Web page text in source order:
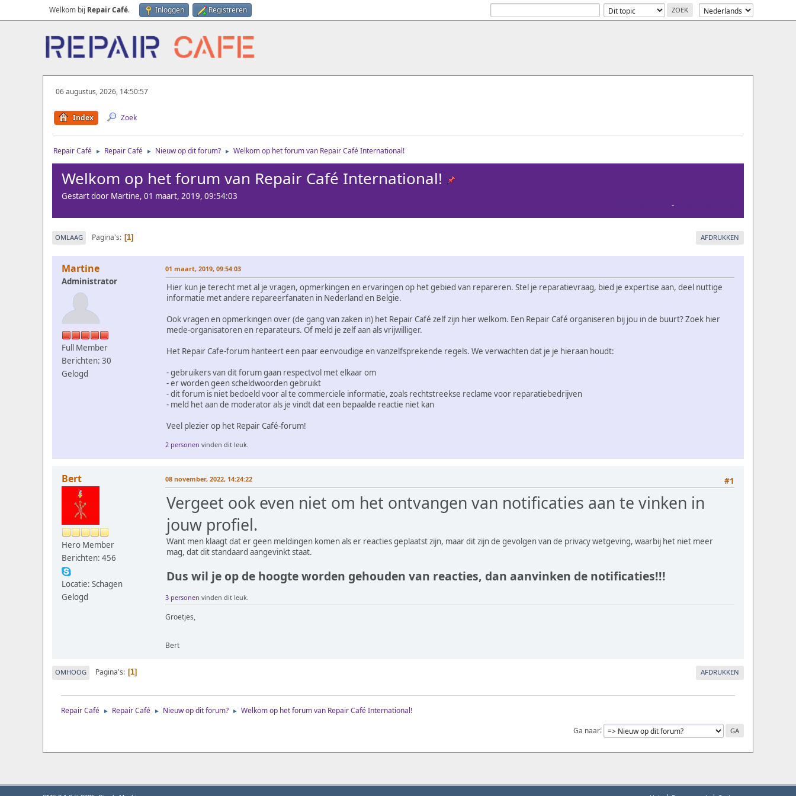
Welkom bij Repair Café. Inloggen Registreren
06 augustus, 2026, 14:50:57
Index Zoek
Repair Café ► Repair Café ► Nieuw op dit forum? ► Welkom op het forum van Repair Café International!
Welkom op het forum van Repair Café International!
Gestart door Martine, 01 maart, 2019, 09:54:03
-
AFDRUKKEN
OMLAAG Pagina's 1
Martine
Administrator
Full Member
Berichten: 30
Gelogd
01 maart, 2019, 09:54:03
Hier kun je terecht met al je vragen, opmerkingen en ervaringen op het gebied van repareren. Stel je reparatievraag, bied je expertise aan, deel nuttige
informatie met andere repareerfanaten in Nederland en Belgie.
Ook vragen en opmerkingen over (de gang van zaken in) het Repair Café zelf zijn hier welkom. Een Repair Café organiseren bij jou in de buurt? Zoek hier
mede-organisatoren en reparateurs. Of meld je zelf aan als vrijwilliger.
Het Repair Cafe-forum hanteert een paar eenvoudige en vanzelfsprekende regels. We verwachten dat je je hieraan houdt:
- gebruikers van dit forum gaan respectvol met elkaar om
- er worden geen scheldwoorden gebruikt
- dit forum is niet bedoeld voor al te commerciele informatie, zoals rechtstreekse reclame voor reparatiebedrijven
- meld het aan de moderator als je vindt dat een bepaalde reactie niet kan
Veel plezier op het Repair Café-forum!
2 personen vinden dit leuk.
Bert
Hero Member
Berichten: 456
Locatie: Schagen
Gelogd
#1
08 november, 2022, 14:24:22
Vergeet ook even niet om het ontvangen van notificaties aan te vinken in
jouw profiel.
Want men klaagt dat er geen meldingen komen als er reacties geplaatst zijn, maar dit zijn de gevolgen van de privacy wetgeving, waarbij het niet meer
mag, dat dit standaard aangevinkt staat.
Dus wil je op de hoogte worden gehouden van reacties, dan aanvinken de notificaties!!!
3 personen vinden dit leuk.
Groetjes,
Bert
AFDRUKKEN
OMHOOG Pagina's 1
Repair Café ► Repair Café ► Nieuw op dit forum? ►
Welkom op het forum van Repair Café International!
Ga naar